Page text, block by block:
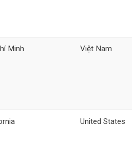
Minh Việt Nam
United States